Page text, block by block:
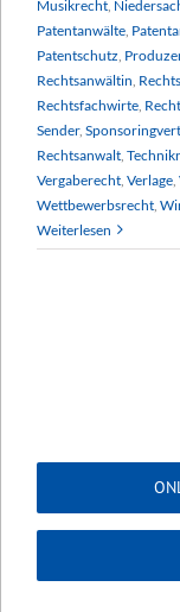
Musikrecht
Patentanwälte
Patentschutz
Rechtsanwältin
Rechtsfachwirte
Sender,
Rechtsanwalt
Vergaberecht Verlage
Wettbewerbsrecht
Weiterlesen